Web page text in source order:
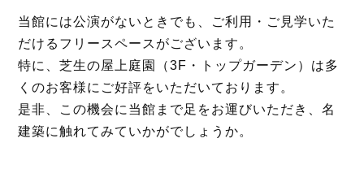
当館には公演がないときでも、ご利用・ご見学いた
だけるフリースペースがございます。
特に、芝生の屋上庭園（3F・トップガーデン）は多
くのお客様にご好評をいただいております。
是非、この機会に当館まで足をお運びいただき、名
建築に触れてみていかがでしょうか。